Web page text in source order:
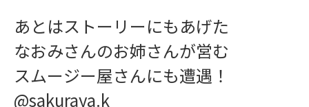
お問い合わせ
あとはストーリーにもあげた
なおみさんのお姉さんが営む
スムージー屋さんにも遭遇！
@sakuraya.k